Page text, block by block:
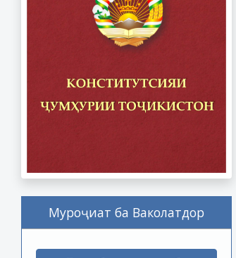
Муроҷиат ба Ваколатдор